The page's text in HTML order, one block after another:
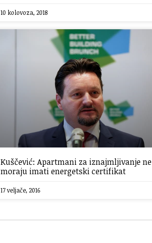
10 kolovoza, 2018
Kuščević: Apartmani za iznajmljivanje ne
moraju imati energetski certifikat
17 veljače, 2016